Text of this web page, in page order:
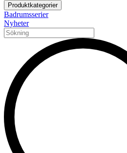
Produktkategorier
Badrumsserier
Nyheter